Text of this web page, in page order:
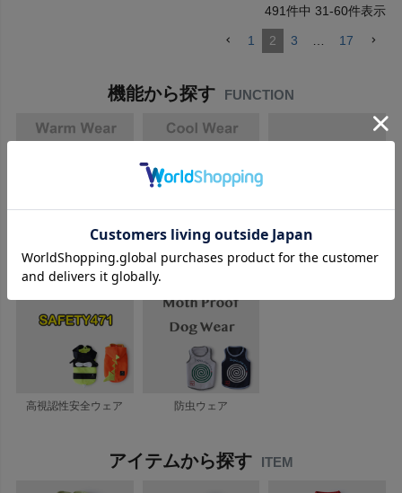
491件中 31-60件表示
1 2 3 17
機能から探す FUNCTION
あったか防寒ウェア
ひんやり冷感クールウ
ェア
抗菌服・術後服
高視認性安全ウェア 防虫ウェア
アイテムから探す ITEM